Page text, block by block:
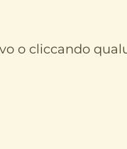
o cliccando